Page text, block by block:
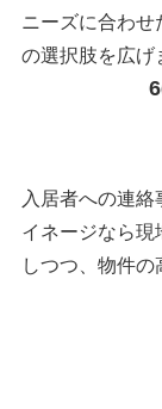
ニーズに合わせ
の選択肢を広げ
入居者への連
イネージなら
しつつ、物件の